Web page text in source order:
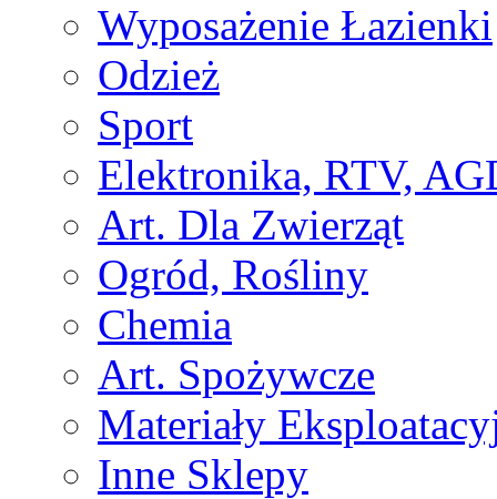
Wyposażenie Łazienki
Odzież
Sport
Elektronika, RTV,
Art. Dla Zwierząt
Ogród, Rośliny
Chemia
Art. Spożywcze
Materiały
Inne Sklepy